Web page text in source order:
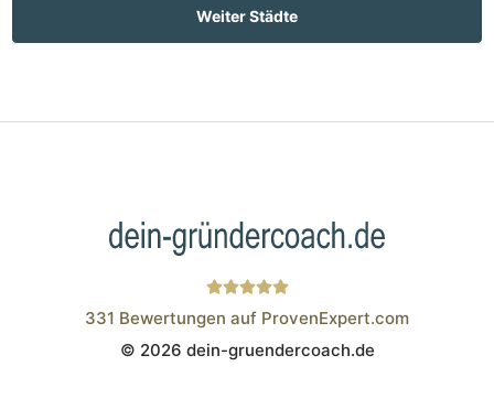
Weiter Städte
Wistor GmbH
331 Bewertungen auf ProvenExpert.com
© 2026 dein-gruendercoach.de